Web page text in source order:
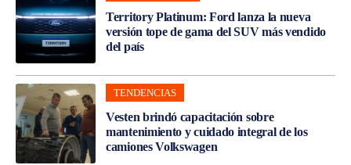
Territory Platinum: Ford lanza la nueva
versión tope de gama del SUV más vendido
del país
TENDENCIAS
Vesten brindó capacitación sobre
mantenimiento y cuidado integral de los
camiones Volkswagen